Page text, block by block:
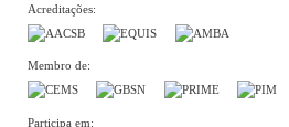
Acreditações:
Membro de:
Participa em: